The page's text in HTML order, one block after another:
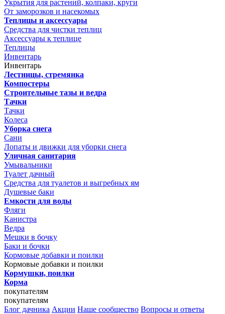
Укрытия для растений, колпаки, круги
От заморозков и насекомых
Теплицы и аксессуары
Средства для чистки теплиц
Аксессуары к теплице
Теплицы
Инвентарь
Инвентарь
Лестницы, стремянка
Компостеры
Строительные тазы и ведра
Тачки
Тачки
Колеса
Уборка снега
Сани
Лопаты и движки для уборки снега
Уличная санитария
Умывальники
Туалет дачный
Средства для туалетов и выгребных ям
Душевые баки
Емкости для воды
Фляги
Канистра
Ведра
Мешки в бочку
Баки и бочки
Кормовые добавки и поилки
Кормовые добавки и поилки
Кормушки, поилки
Корма
покупателям
покупателям
Блог дачника Акции Наше сообщество Вопросы и ответы